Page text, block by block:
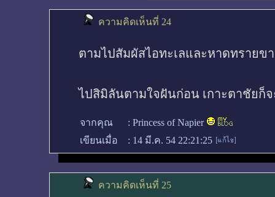
ความคิดเห็นที่ 24
ตามไปสัมผัสไอทะเลและหาดทราย
ไปสิมิลันตามใจฝันก่อน เกาะตาชัยก็
จากคุณ : Princess of Napier
เขียนเมื่อ
: 14 มี.ค. 54 22:21:25
ความคิดเห็นที่ 25